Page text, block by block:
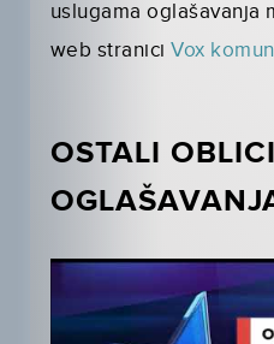
uslugama oglašavanja
web straniciVox
OSTALI OBLICI